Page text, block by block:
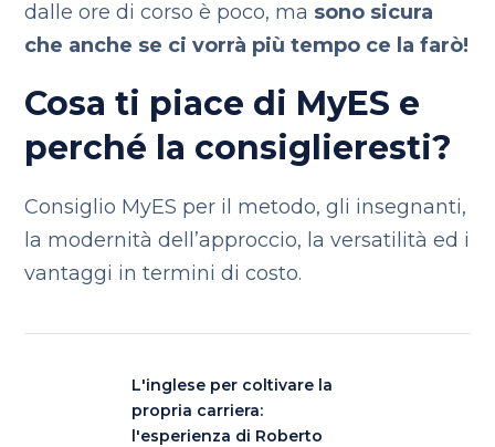
dalle ore di corso è poco, ma sono sicura
che anche se ci vorrà più tempo ce la farò!
Cosa ti piace di MyES e
perché la consiglieresti?
Consiglio MyES per il metodo, gli insegnanti,
la modernità dell’approccio, la versatilità ed i
vantaggi in termini di costo.
L'inglese per coltivare la
propria carriera:
l'esperienza di Roberto